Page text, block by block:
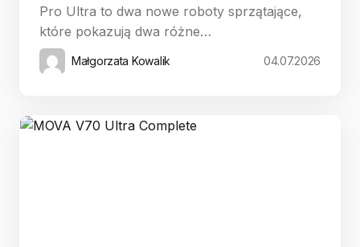
Pro Ultra to dwa nowe roboty sprzątające,
które pokazują dwa różne…
Małgorzata Kowalik 04.07.2026